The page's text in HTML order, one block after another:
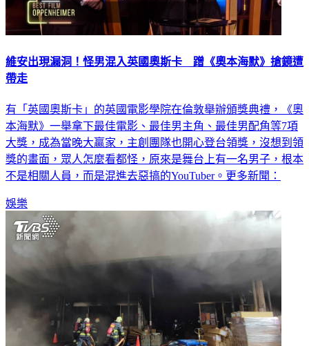
維安出現漏洞！怪男混入英國奧斯卡 蹭《奧本海默》搶鏡遭
帶走
有「英國奧斯卡」的英國電影學院在倫敦舉辦頒獎典禮，《奧
本海默》一舉拿下最佳電影、最佳男主角、最佳男配角等7項
大獎，成為當晚大贏家，主創團隊也開心登台領獎，沒想到領
獎的畫面，眾人怎麼看都怪，原來是舞台上有一名男子，根本
不是相關人員，而是混進去惡搞的YouTuber。更多新聞：
娛樂